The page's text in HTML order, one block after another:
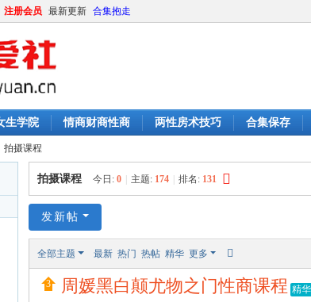
注册会员 最新更新 合集抱走
生学院 情商财商性商 两性房术技巧 合集保存
拍摄课程
拍摄课程 今日:0 主题: 174 排名: 131
发新帖
全部主题 最新 热门 热帖 精华 更多
周媛黑白颠尤物之门性商课程 精华